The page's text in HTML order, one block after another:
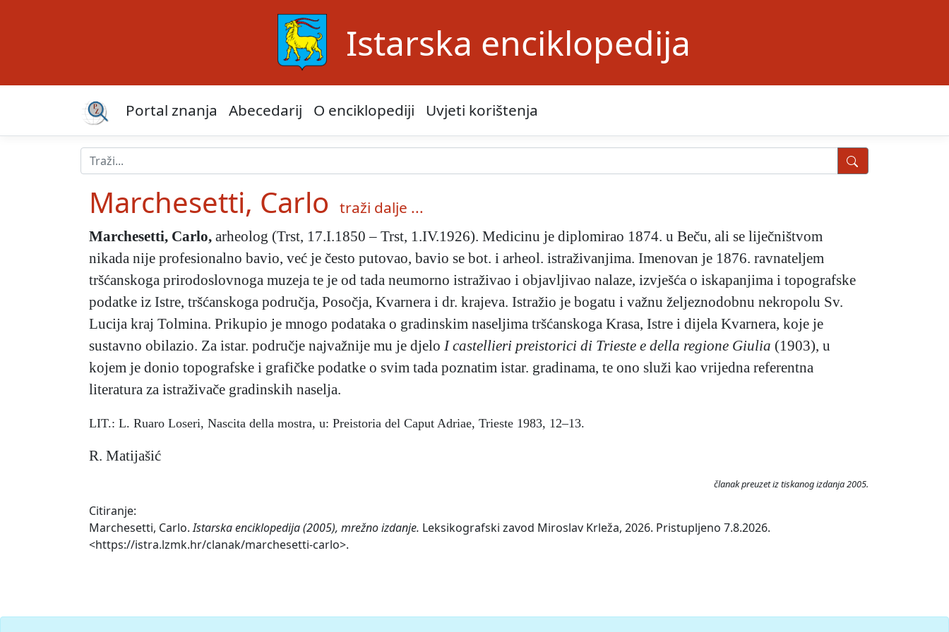
Istarska enciklopedija
Portal znanja Abecedarij O enciklopediji Uvjeti korištenja
Marchesetti, Carlo traži dalje ...
Marchesetti, Carlo, arheolog (Trst, 17.I.1850 – Trst, 1.IV.1926). Medicinu je diplomirao 1874. u Beču, ali se liječništvom
nikada nije profesionalno bavio, već je često putovao, bavio se bot. i arheol. istraživanjima. Imenovan je 1876. ravnateljem
tršćanskoga prirodoslovnoga muzeja te je od tada neumorno istraživao i objavljivao nalaze, izvješća o iskapanjima i topografske
podatke iz Istre, tršćanskoga područja, Posočja, Kvarnera i dr. krajeva. Istražio je bogatu i važnu željeznodobnu nekropolu Sv.
Lucija kraj Tolmina. Prikupio je mnogo podataka o gradinskim naseljima tršćanskoga Krasa, Istre i dijela Kvarnera, koje je
sustavno obilazio. Za istar. područje najvažnije mu je djelo I castellieri preistorici di Trieste e della regione Giulia (1903), u
kojem je donio topografske i grafičke podatke o svim tada poznatim istar. gradinama, te ono služi kao vrijedna referentna
literatura za istraživače gradinskih naselja.
LIT.: L. Ruaro Loseri, Nascita della mostra, u: Preistoria del Caput Adriae, Trieste 1983, 12–13.
R. Matijašić
članak preuzet iz tiskanog izdanja 2005.
Citiranje:
Marchesetti, Carlo.Istarska enciklopedija (2005), mrežno izdanje. Leksikografski zavod Miroslav Krleža, 2026. Pristupljeno 7.8.2026.
<https://istra.lzmk.hr/clanak/marchesetti-carlo>.